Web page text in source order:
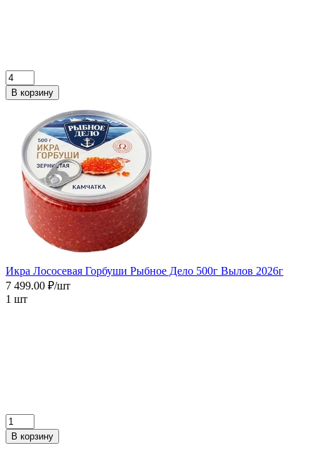
В корзину
Икра Лососевая Горбуши Рыбное Дело 500г Вылов 2026г
7 499.00 ₽/шт
1 шт
В корзину